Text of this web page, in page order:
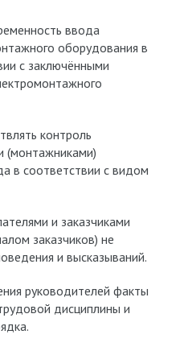
ввода
оборудования в
с заключёнными
контроль
(монтажниками)
в соответствии с видом
и заказчиками
заказчиков) не
и высказываний.
руководителей факты
дисциплины и